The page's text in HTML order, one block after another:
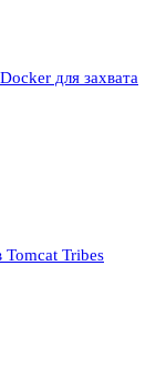
для захвата
Tribes